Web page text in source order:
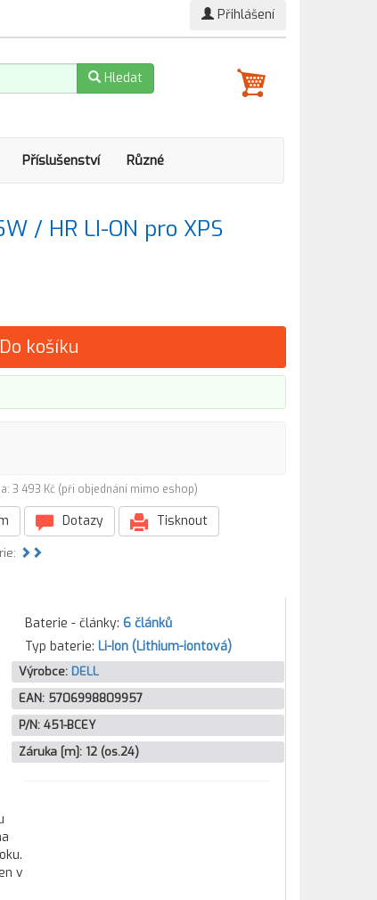
Přihlášení
Hledat
Příslušenství Různé
/ HR LI-ON pro XPS
Do košíku
3 493 Kč (při objednání mimo eshop)
Dotazy Tisknout
v
Baterie - články: 6 článků
Typ baterie: Li-Ion (Lithium-iontová)
Výrobce: DELL
EAN: 5706998809957
P/N: 451-BCEY
Záruka [m]: 12 (os.24)